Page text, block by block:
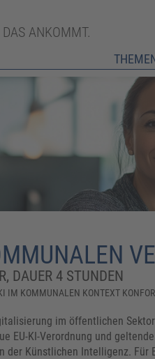
ANKOMMT.
DAUER 4 STUNDEN
IM KOMMUNALEN KONTEXT
im öffentlichen
EU-KI-Verordnung und
der Künstlichen Intelligenz.